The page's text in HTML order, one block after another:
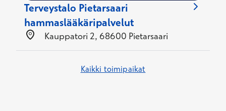
Terveystalo Pietarsaari
hammaslääkäripalvelut
Kauppatori 2, 68600 Pietarsaari
Kaikki toimipaikat